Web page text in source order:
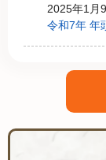
2025年1月
令和7年 年